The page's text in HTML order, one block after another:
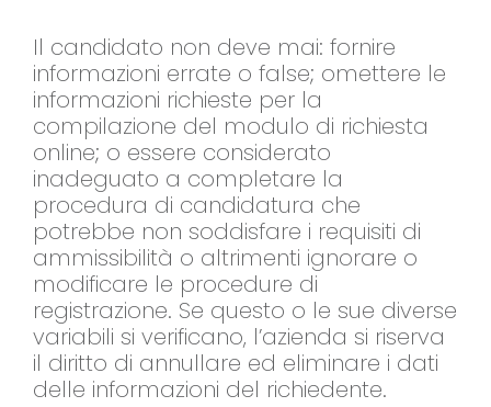
Il candidato non deve mai: fornire
informazioni errate o false; omettere le
informazioni richieste per la
compilazione del modulo di richiesta
online; o essere considerato
inadeguato a completare la
procedura di candidatura che
potrebbe non soddisfare i requisiti di
ammissibilità o altrimenti ignorare o
modificare le procedure di
registrazione. Se questo o le sue diverse
variabili si verificano, l’azienda si riserva
il diritto di annullare ed eliminare i dati
delle informazioni del richiedente.